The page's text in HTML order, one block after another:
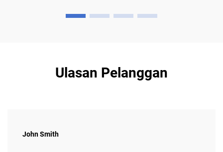
Ulasan Pelanggan
John Smith